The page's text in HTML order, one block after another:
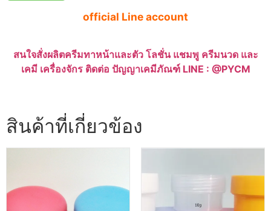
official Line account
สนใจสั่งผลิตครีมทาหน้าและตัว โลชั่น แชมพู ครีมนวด และ
เคมี เครื่องจักร ติดต่อ ปัญญาเคมีภัณฑ์ LINE : @PYCM
สินค้าที่เกี่ยวข้อง